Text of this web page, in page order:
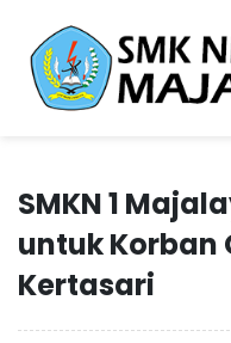
SMKN 1
untuk Korban
Kertasari